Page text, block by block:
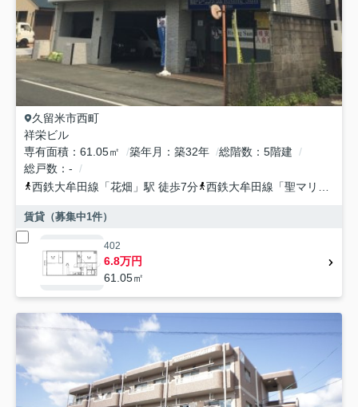
久留米市西町
祥栄ビル
専有面積
61.05㎡ 築年月 築32年 総階数
5階建
総戸数
-
西鉄大牟田線 「花畑 」駅 徒歩7分 西鉄大牟田線 「聖マリア病院前
賃貸（募集中1件）
402
6.8万円
61.05㎡